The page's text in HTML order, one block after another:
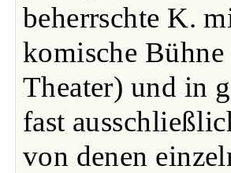
beherrschte K.
komische
Theater) und in
fast
von denen